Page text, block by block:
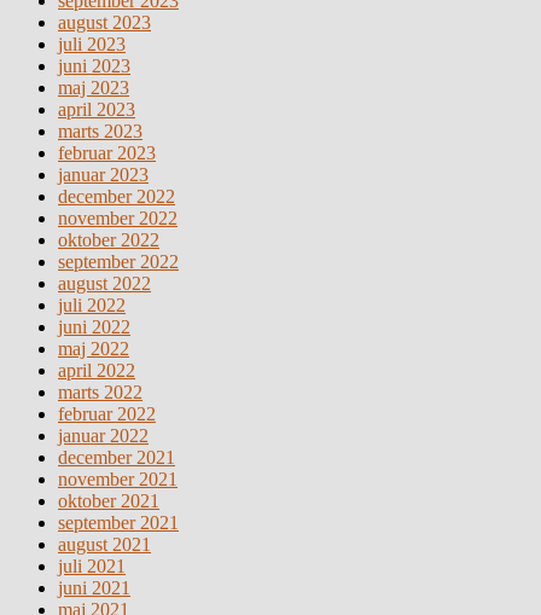
august 2023
juli 2023
juni 2023
maj 2023
april 2023
marts 2023
februar 2023
januar 2023
december 2022
november 2022
oktober 2022
september 2022
august 2022
juli 2022
juni 2022
maj 2022
april 2022
marts 2022
februar 2022
januar 2022
december 2021
november 2021
oktober 2021
september 2021
august 2021
juli 2021
juni 2021
maj 2021